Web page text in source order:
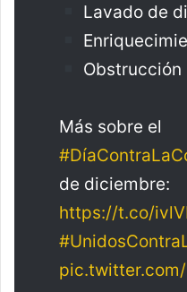
Lavado de
Más sobre el
de diciembre:
https://t.co/